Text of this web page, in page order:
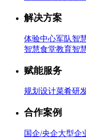
解决方案
体验中心军队智
智慧食堂教育智
赋能服务
规划设计菜肴研
合作案例
国企/央企大型企